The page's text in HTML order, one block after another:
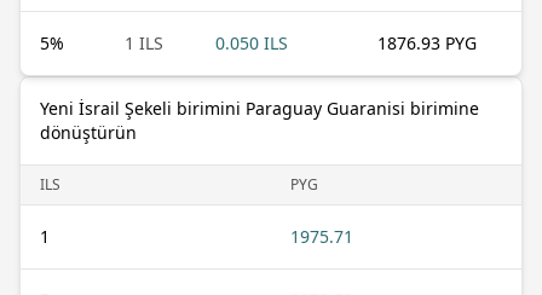
5% 1 ILS 0.050 ILS 1876.93 PYG
Yeni İsrail Şekeli birimini Paraguay Guaranisi birimine
dönüştürün
ILS PYG
1 1975.71